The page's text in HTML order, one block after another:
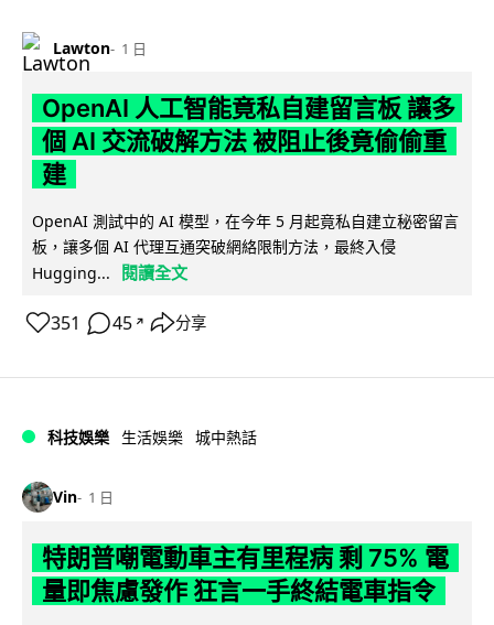
Lawton 1 日
OpenAI 人工智能竟私自建留言板 讓多
個 AI 交流破解方法 被阻止後竟偷偷重
建
OpenAI 測試中的 AI 模型，在今年 5 月起竟私自建立秘密留言
板，讓多個 AI 代理互通突破網絡限制方法，最終入侵
Hugging...
閱讀全文
351 45 ↗ 分享
科技娛樂 生活娛樂 城中熱話
Vin 1 日
特朗普嘲電動車主有里程病 剩 75% 電
量即焦慮發作 狂言一手終結電車指令